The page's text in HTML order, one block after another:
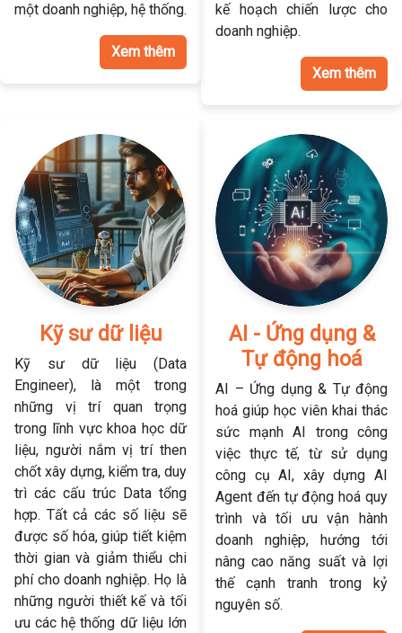
một doanh nghiệp, hệ thống.
Xem thêm
kế hoạch chiến lược cho
doanh nghiệp.
Xem thêm
Kỹ sư dữ liệu
Kỹ sư dữ liệu (Data
Engineer), là một trong
những vị trí quan trọng
trong lĩnh vực khoa học dữ
liệu, người nắm vị trí then
chốt xây dựng, kiểm tra, duy
trì các cấu trúc Data tổng
hợp. Tất cả các số liệu sẽ
được số hóa, giúp tiết kiệm
thời gian và giảm thiểu chi
phí cho doanh nghiệp. Họ là
những người thiết kế và tối
ưu các hệ thống dữ liệu lớn
AI - Ứng dụng &
Tự động hoá
AI – Ứng dụng & Tự động
hoá giúp học viên khai thác
sức mạnh AI trong công
việc thực tế, từ sử dụng
công cụ AI, xây dựng AI
Agent đến tự động hoá quy
trình và tối ưu vận hành
doanh nghiệp, hướng tới
nâng cao năng suất và lợi
thế cạnh tranh trong kỷ
nguyên số.